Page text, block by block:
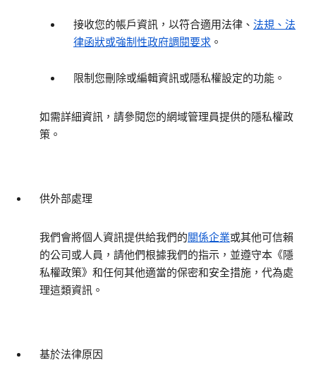
接收您的帳戶資訊，以符合適用法律、 法規、法
律函狀或強制性政府調閱要求 。
限制您刪除或編輯資訊或隱私權設定的功能。
如需詳細資訊，請參閱您的網域管理員提供的隱私權政
策。
供外部處理
我們會將個人資訊提供給我們的關係企業或其他可信賴
的公司或人員，請他們根據我們的指示，並遵守本《隱
私權政策》和任何其他適當的保密和安全措施，代為處
理這類資訊。
基於法律原因